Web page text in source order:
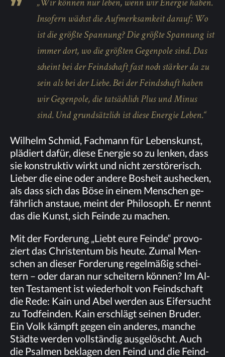
„Wir kön­nen nur le­ben, wenn wir En­er­gie ha­ben.
In­so­fern wächst die Auf­merk­sam­keit dar­auf: Wo
ist die größ­te Span­nung? Die größ­te Span­nung ist
im­mer dort, wo die größ­ten Ge­gen­po­le sind. Das
scheint bei der Feind­schaft fast noch stär­ker da zu
sein als bei der Lie­be. Bei der Feind­schaft ha­ben
wir Ge­gen­po­le, die tat­säch­lich Plus und Mi­nus
sind. Und grund­sätz­lich ist die­se En­er­gie Le­ben.“
Wil­helm Schmid, Fach­mann für Le­bens­kunst,
plä­diert da­für, die­se En­er­gie so zu len­ken, dass
sie kon­struk­tiv wirkt und nicht zer­stö­re­risch.
Lie­ber die eine oder an­de­re Bos­heit aus­he­cken,
als dass sich das Böse in ei­nem Men­schen ge­
fähr­lich an­staue, meint der Phi­lo­soph. Er nennt
das die Kunst, sich Fein­de zu ma­chen.
Mit der For­de­rung „Liebt eure Fein­de“ pro­vo­
ziert das Chris­ten­tum bis heu­te. Zu­mal Men­
schen an die­ser For­de­rung re­gel­mä­ßig schei­
tern – oder dar­an nur schei­tern kön­nen? Im Al­
ten Tes­ta­ment ist wie­der­holt von Feind­schaft
die Rede: Kain und Abel wer­den aus Ei­fer­sucht
zu Tod­fein­den. Kain er­schlägt sei­nen Bru­der.
Ein Volk kämpft ge­gen ein an­de­res, man­che
Städ­te wer­den voll­stän­dig aus­ge­löscht. Auch
die Psal­men be­kla­gen den Feind und die Feind­